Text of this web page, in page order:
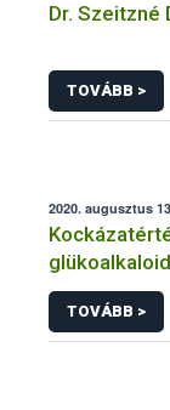
Dr. Szeitzné
TOVÁBB >
2020. augusztus
TOVÁBB >